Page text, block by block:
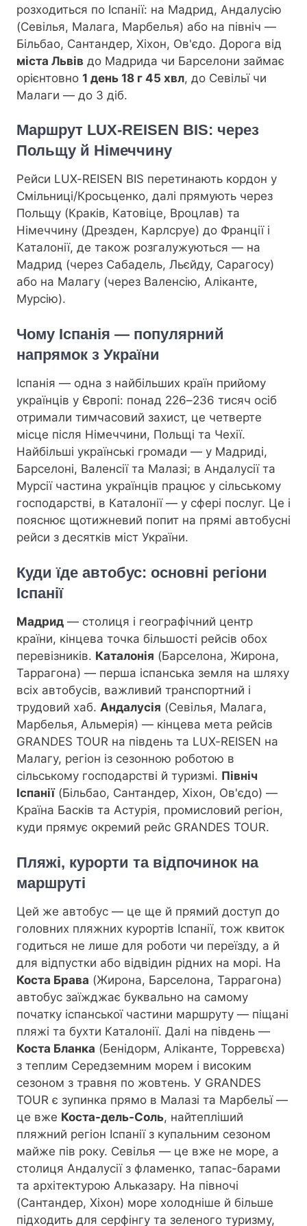
розходиться по Іспанії: на Мадрид, Андалусію
(Севілья, Малага, Марбелья) або на північ —
Більбао, Сантандер, Хіхон, Ов'єдо. Дорога від
міста Львів до Мадрида чи Барселони займає
орієнтовно 1 день 18 г 45 хвл, до Севільї чи
Малаги — до 3 діб.
Маршрут LUX-REISEN BIS: через
Польщу й Німеччину
Рейси LUX-REISEN BIS перетинають кордон у
Смільниці/Кросьценко, далі прямують через
Польщу (Краків, Катовіце, Вроцлав) та
Німеччину (Дрезден, Карлсруе) до Франції і
Каталонії, де також розгалужуються — на
Мадрид (через Сабадель, Льєйду, Сарагосу)
або на Малагу (через Валенсію, Аліканте,
Мурсію).
Чому Іспанія — популярний
напрямок з України
Іспанія — одна з найбільших країн прийому
українців у Європі: понад 226–236 тисяч осіб
отримали тимчасовий захист, це четверте
місце після Німеччини, Польщі та Чехії.
Найбільші українські громади — у Мадриді,
Барселоні, Валенсії та Малазі; в Андалусії та
Мурсії частина українців працює у сільському
господарстві, в Каталонії — у сфері послуг. Це і
пояснює щотижневий попит на прямі автобусні
рейси з десятків міст України.
Куди їде автобус: основні регіони
Іспанії
Мадрид — столиця і географічний центр
країни, кінцева точка більшості рейсів обох
перевізників. Каталонія (Барселона, Жирона,
Таррагона) — перша іспанська земля на шляху
всіх автобусів, важливий транспортний і
трудовий хаб. Андалусія (Севілья, Малага,
Марбелья, Альмерія) — кінцева мета рейсів
GRANDES TOUR на південь та LUX-REISEN на
Малагу, регіон із сезонною роботою в
сільському господарстві й туризмі. Північ
Іспанії(Більбао, Сантандер, Хіхон, Ов'єдо) —
Країна Басків та Астурія, промисловий регіон,
куди прямує окремий рейс GRANDES TOUR.
Пляжі, курорти та відпочинок на
маршруті
Цей же автобус — це ще й прямий доступ до
головних пляжних курортів Іспанії, тож квиток
годиться не лише для роботи чи переїзду, а й
для відпустки або відвідин рідних на морі. На
Костa Брава (Жирона, Барселона, Таррагона)
автобус заїжджає буквально на самому
початку іспанської частини маршруту — піщані
пляжі та бухти Каталонії. Далі на південь —
Коста Бланка (Бенідорм, Аліканте, Торревєха)
з теплим Середземним морем і високим
сезоном з травня по жовтень. У GRANDES
TOUR є зупинка прямо в Малазі та Марбельї —
це вже Коста-дель-Соль, найтепліший
пляжний регіон Іспанії з купальним сезоном
майже пів року. Севілья — це вже не море, а
столиця Андалусії з фламенко, тапас-барами
та архітектурою Альказару. На півночі
(Сантандер, Хіхон) море холодніше й більше
підходить для серфінгу та зеленого туризму,